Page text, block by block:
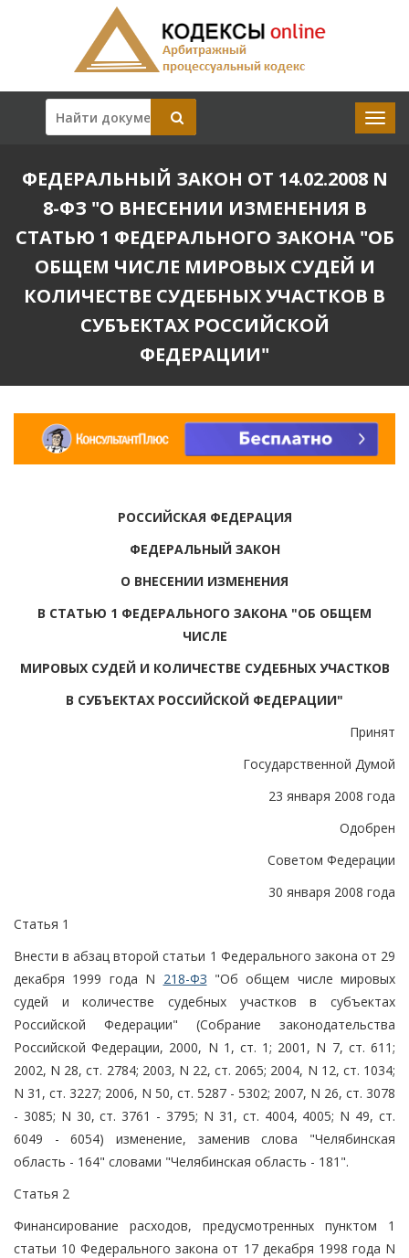
ФЕДЕРАЛЬНЫЙ ЗАКОН ОТ 14.02.2008 N
8-ФЗ "О ВНЕСЕНИИ ИЗМЕНЕНИЯ В
СТАТЬЮ 1 ФЕДЕРАЛЬНОГО ЗАКОНА "ОБ
ОБЩЕМ ЧИСЛЕ МИРОВЫХ СУДЕЙ И
КОЛИЧЕСТВЕ СУДЕБНЫХ УЧАСТКОВ В
СУБЪЕКТАХ РОССИЙСКОЙ
ФЕДЕРАЦИИ"
РОССИЙСКАЯ ФЕДЕРАЦИЯ
ФЕДЕРАЛЬНЫЙ ЗАКОН
О ВНЕСЕНИИ ИЗМЕНЕНИЯ
В СТАТЬЮ 1 ФЕДЕРАЛЬНОГО ЗАКОНА "ОБ ОБЩЕМ
ЧИСЛЕ
МИРОВЫХ СУДЕЙ И КОЛИЧЕСТВЕ СУДЕБНЫХ УЧАСТКОВ
В СУБЪЕКТАХ РОССИЙСКОЙ ФЕДЕРАЦИИ"
Принят
Государственной Думой
23 января 2008 года
Одобрен
Советом Федерации
30 января 2008 года
Статья 1
Внести в абзац второй статьи 1 Федерального закона от 29
декабря 1999 года N 218-ФЗ "Об общем числе мировых
судей и количестве судебных участков в субъектах
Российской Федерации" (Собрание законодательства
Российской Федерации, 2000, N 1, ст. 1; 2001, N 7, ст. 611;
2002, N 28, ст. 2784; 2003, N 22, ст. 2065; 2004, N 12, ст. 1034;
N 31, ст. 3227; 2006, N 50, ст. 5287 - 5302; 2007, N 26, ст. 3078
- 3085; N 30, ст. 3761 - 3795; N 31, ст. 4004, 4005; N 49, ст.
6049 - 6054) изменение, заменив слова "Челябинская
область - 164" словами "Челябинская область - 181".
Статья 2
Финансирование расходов, предусмотренных пунктом 1
статьи 10 Федерального закона от 17 декабря 1998 года N